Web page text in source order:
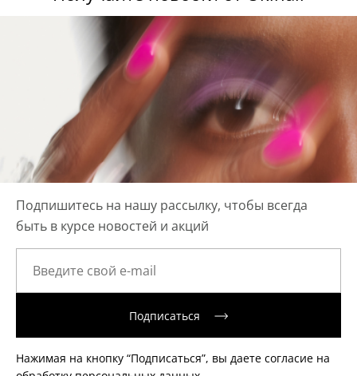
Подпишитесь на нашу рассылку, чтобы всегда
быть в курсе новостей и акций
Подписаться
Нажимая на кнопку “Подписаться”, вы даете согласие на